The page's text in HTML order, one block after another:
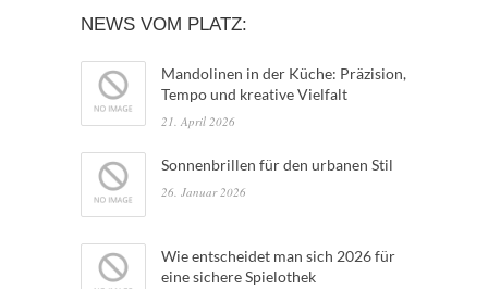
NEWS VOM PLATZ:
Mandolinen in der Küche: Präzision,
Tempo und kreative Vielfalt
21. April 2026
Sonnenbrillen für den urbanen Stil
26. Januar 2026
Wie entscheidet man sich 2026 für
eine sichere Spielothek